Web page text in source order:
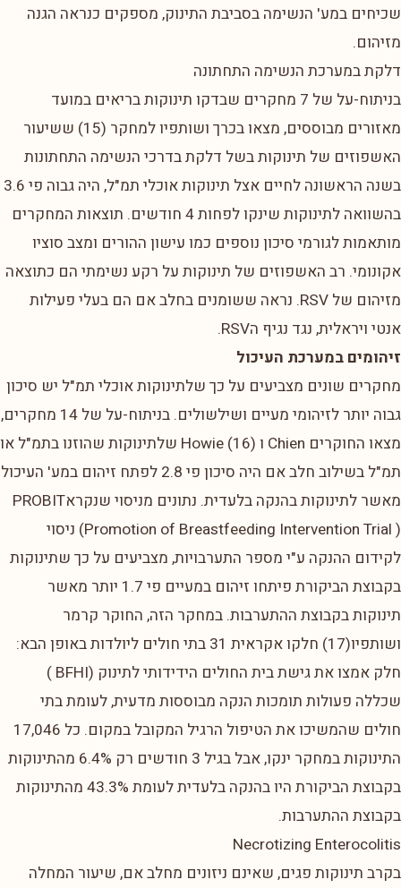
שכיחים במע' הנשימה בסביבת התינוק, מספקים כנראה הגנה
מזיהום.
דלקת במערכת הנשימה התחתונה
בניתוח-על של 7 מחקרים שבדקו תינוקות בריאים במועד
מאזורים מבוססים, מצאו בכרך ושותפיו למחקר (15) ששיעור
האשפוזים של תינוקות בשל דלקת בדרכי הנשימה התחתונות
בשנה הראשונה לחיים אצל תינוקות אוכלי תמ"ל, היה גבוה פי 3.6
בהשוואה לתינוקות שינקו לפחות 4 חודשים. תוצאות המחקרים
מותאמות לגורמי סיכון נוספים כמו עישון ההורים ומצב סוציו
אקונומי. רב האשפוזים של תינוקות על רקע נשימתי הם כתוצאה
מזיהום של RSV. נראה ששומנים בחלב אם הם בעלי פעילות
אנטי ויראלית, נגד נגיף הRSV.
זיהומים במערכת העיכול
מחקרים שונים מצביעים על כך שלתינוקות אוכלי תמ"ל יש סיכון
גבוה יותר לזיהומי מעיים ושילשולים. בניתוח-על של 14 מחקרים,
מצאו החוקרים Chien ו Howie (16) שלתינוקות שהוזנו בתמ"ל או
תמ"ל בשילוב חלב אם היה סיכון פי 2.8 לפתח זיהום במע' העיכול
מאשר לתינוקות בהנקה בלעדית. נתונים מניסוי שנקראPROBIT
(Promotion of Breastfeeding Intervention Trial ) ניסוי
לקידום ההנקה ע"י מספר התערבויות, מצביעים על כך שתינוקות
בקבוצת הביקורת פיתחו זיהום במעיים פי 1.7 יותר מאשר
תינוקות בקבוצת ההתערבות. במחקר הזה, החוקר קרמר
ושותפיו(17) חלקו אקראית 31 בתי חולים ליולדות באופן הבא:
חלק אמצו את גישת בית החולים הידידותי לתינוק (BFHI )
שכללה פעולות תומכות הנקה מבוססות מדעית, לעומת בתי
חולים שהמשיכו את הטיפול הרגיל המקובל במקום. כל 17,046
התינוקות במחקר ינקו, אבל בגיל 3 חודשים רק 6.4% מהתינוקות
בקבוצת הביקורת היו בהנקה בלעדית לעומת 43.3% מהתינוקות
בקבוצת ההתערבות.
Necrotizing Enterocolitis
בקרב תינוקות פגים, שאינם ניזונים מחלב אם, שיעור המחלה